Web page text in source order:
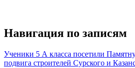
Навигация по записям
Ученики 5 А класса посетили
подвига строителей Сурского и